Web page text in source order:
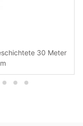
30 Meter